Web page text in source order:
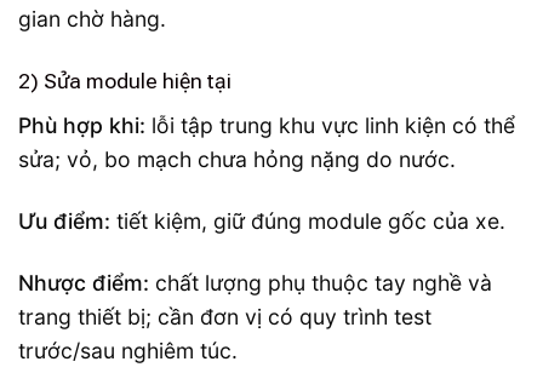
gian chờ hàng.
2) Sửa module hiện tại
Phù hợp khi: lỗi tập trung khu vực linh kiện có thể
sửa; vỏ, bo mạch chưa hỏng nặng do nước.
Ưu điểm: tiết kiệm, giữ đúng module gốc của xe.
Nhược điểm: chất lượng phụ thuộc tay nghề và
trang thiết bị; cần đơn vị có quy trình test
trước/sau nghiêm túc.